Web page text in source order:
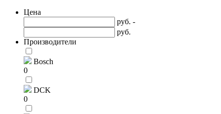
Цена
руб. -
руб.
Производители
Bosch
0
DCK
0